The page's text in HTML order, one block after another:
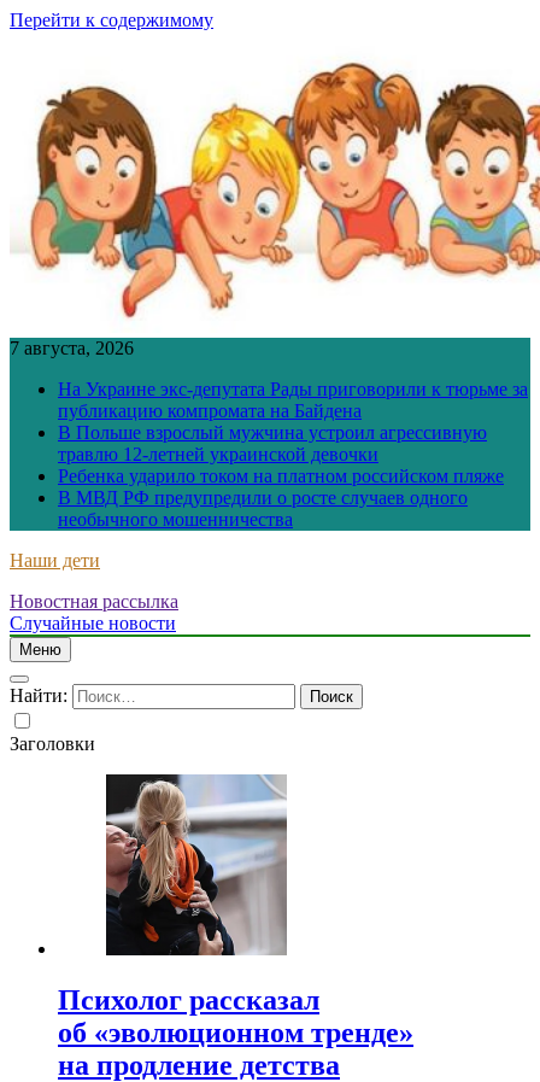
Перейти к содержимому
7 августа, 2026
На Украине экс-депутата Рады приговорили к тюрьме за
публикацию компромата на Байдена
В Польше взрослый мужчина устроил агрессивную
травлю 12-летней украинской девочки
Ребенка ударило током на платном российском пляже
В МВД РФ предупредили о росте случаев одного
необычного мошенничества
Наши дети
Новостная рассылка
Случайные новости
Меню
Найти:
Заголовки
Психолог рассказал
об «эволюционном тренде»
на продление детства